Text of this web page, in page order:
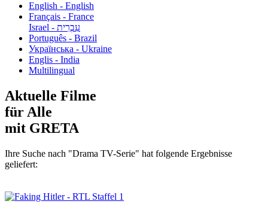
English - English
Français - France
עִבְרִית - Israel
Português - Brazil
Українська - Ukraine
Englis - India
Multilingual
Aktuelle Filme
für Alle
mit GRETA
Ihre Suche nach "Drama TV-Serie" hat folgende Ergebnisse
geliefert: